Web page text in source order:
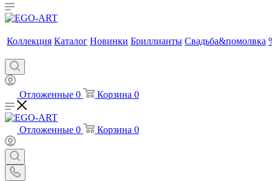
Коллекция Каталог Новинки Бриллианты Свадьба&помолвка
Отложенные 0 Корзина 0
Отложенные 0 Корзина 0